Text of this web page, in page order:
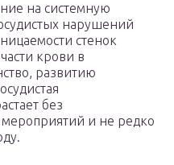
на системную
нарушений
стенок
крови в
развитию
без
и не редко